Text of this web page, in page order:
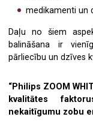
Psihiatrija
Plastiskā
Imunologs
Ginekologs
Plastikas
Arodārsts
medikamenti un
Daļu no šiem
balināšana ir
pārliecību un dzīves
“Philips ZOOM
kvalitātes
nekaitīgumu zobu